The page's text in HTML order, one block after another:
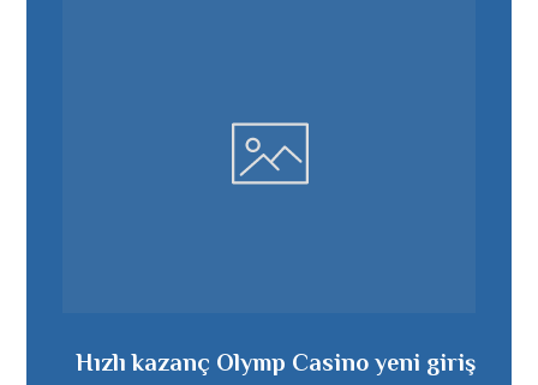
Hızlı kazanç Olymp Casino yeni giriş